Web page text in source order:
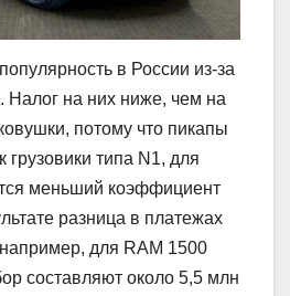
в России из-за
Налог на них ниже, чем на
потому что пикапы
грузовики типа N1, для
меньший коэффициент
разница в платежах
для RAM 1500
составляют около 5,5 млн